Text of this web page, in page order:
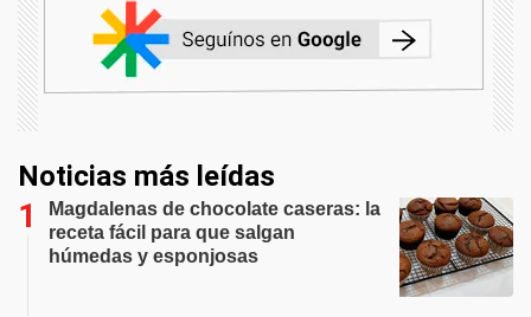
Noticias más leídas
Magdalenas de chocolate caseras: la
receta fácil para que salgan
húmedas y esponjosas